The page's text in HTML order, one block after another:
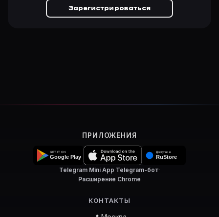
Зарегистрироваться
ПРИЛОЖЕНИЯ
Telegram Mini App·Telegram-бот·
Расширение Chrome
КОНТАКТЫ